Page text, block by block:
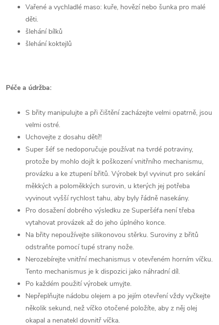
Vařené a vychladlé maso: kuře, hovězí nebo šunka pro malé
děti.
šlehání bílků
šlehání koktejlů
Péče a údržba:
S břity manipulujte a při čištění zacházejte velmi opatrně, jsou
velmi ostré.
Uchovejte z dosahu dětí!!
Super šéf se nedoporučuje používat na tvrdé potraviny,
protože by mohlo dojít k poškození vnitřního mechanismu,
provázku a ke ztupení břitů. Výrobek byl vyvinut pro sekání
měkkých a poloměkkých surovin, u kterých jej potřeba
vyvinout vyšší rychlost tahu, aby byly řádně nasekány.
Pro dosažení dobrého výsledku ze Superšéfa není třeba
vytahovat provázek až do jeho úplného konce.
Na břity nepoužívejte silikonovou stěrku. Suroviny z břitů
odstraňte pomocí tupé strany nože.
Nerozebírejte vnitřní mechanismus v otevřeném horním víčku.
Tento mechanismus je k dispozici jako náhradní díl.
Po každém použití výrobek umyjte.
Nepřeplňujte nádobu olejem a po jejím otevření vždy vyčkejte
několik sekund, než víčko otočené položíte, aby z něj olej
okapal a nenatekl dovnitř víčka.